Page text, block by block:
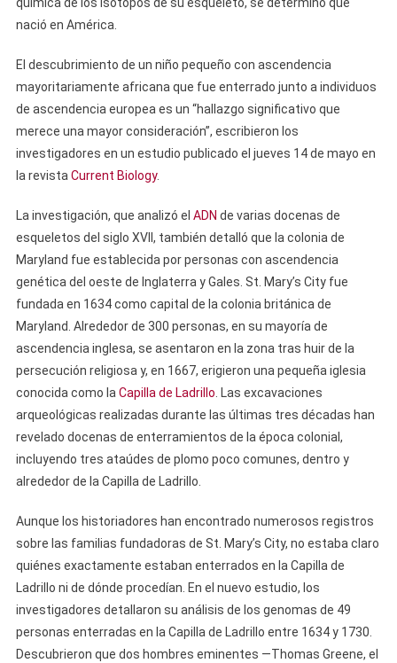
nació en América.
El descubrimiento de un niño pequeño con ascendencia
mayoritariamente africana que fue enterrado junto a individuos
de ascendencia europea es un “hallazgo significativo que
merece una mayor consideración”, escribieron los
investigadores en un estudio publicado el jueves 14 de mayo en
la revista Current Biology.
La investigación, que analizó el ADN de varias docenas de
esqueletos del siglo XVII, también detalló que la colonia de
Maryland fue establecida por personas con ascendencia
genética del oeste de Inglaterra y Gales. St. Mary’s City fue
fundada en 1634 como capital de la colonia británica de
Maryland. Alrededor de 300 personas, en su mayoría de
ascendencia inglesa, se asentaron en la zona tras huir de la
persecución religiosa y, en 1667, erigieron una pequeña iglesia
conocida como la Capilla de Ladrillo . Las excavaciones
arqueológicas realizadas durante las últimas tres décadas han
revelado docenas de enterramientos de la época colonial,
incluyendo tres ataúdes de plomo poco comunes, dentro y
alrededor de la Capilla de Ladrillo.
Aunque los historiadores han encontrado numerosos registros
sobre las familias fundadoras de St. Mary’s City, no estaba claro
quiénes exactamente estaban enterrados en la Capilla de
Ladrillo ni de dónde procedían. En el nuevo estudio, los
investigadores detallaron su análisis de los genomas de 49
personas enterradas en la Capilla de Ladrillo entre 1634 y 1730.
Descubrieron que dos hombres eminentes —Thomas Greene, el